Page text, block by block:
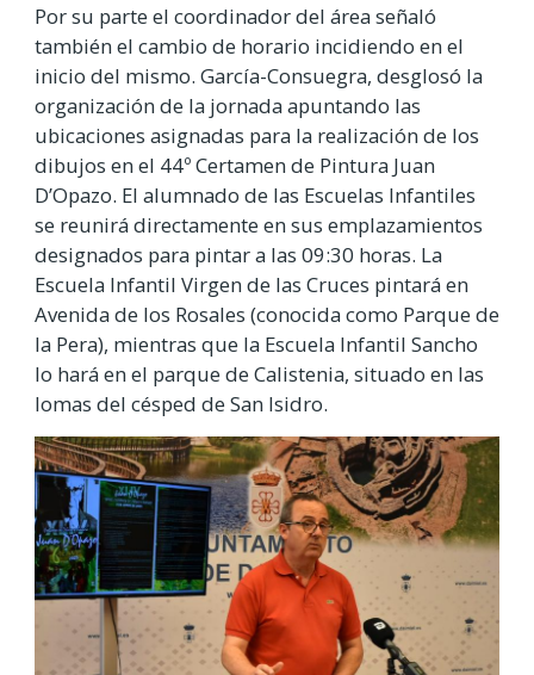
Por su parte el coordinador del área señaló
también el cambio de horario incidiendo en el
inicio del mismo. García-Consuegra, desglosó la
organización de la jornada apuntando las
ubicaciones asignadas para la realización de los
dibujos en el 44º Certamen de Pintura Juan
D’Opazo. El alumnado de las Escuelas Infantiles
se reunirá directamente en sus emplazamientos
designados para pintar a las 09:30 horas. La
Escuela Infantil Virgen de las Cruces pintará en
Avenida de los Rosales (conocida como Parque de
la Pera), mientras que la Escuela Infantil Sancho
lo hará en el parque de Calistenia, situado en las
lomas del césped de San Isidro.